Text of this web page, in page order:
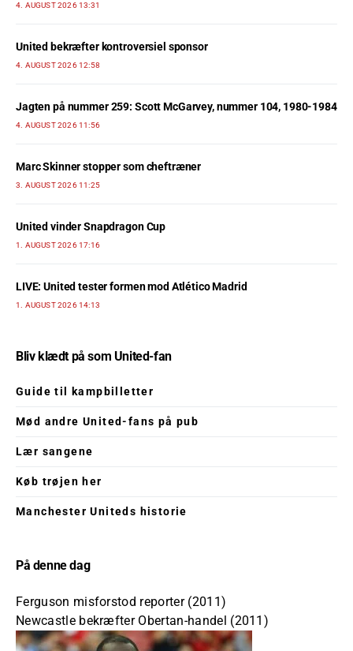
4. AUGUST 2026 13:31
United bekræfter kontroversiel sponsor
4. AUGUST 2026 12:58
Jagten på nummer 259: Scott McGarvey, nummer 104, 1980-1984
4. AUGUST 2026 11:56
Marc Skinner stopper som cheftræner
3. AUGUST 2026 11:25
United vinder Snapdragon Cup
1. AUGUST 2026 17:16
LIVE: United tester formen mod Atlético Madrid
1. AUGUST 2026 14:13
Bliv klædt på som United-fan
Guide til kampbilletter
Mød andre United-fans på pub
Lær sangene
Køb trøjen her
Manchester Uniteds historie
På denne dag
Ferguson misforstod reporter (2011)
Newcastle bekræfter Obertan-handel (2011)